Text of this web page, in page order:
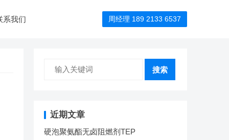
系我们 周经理 189 2133 6537
搜索
近期文章
硬泡聚氨酯无卤阻燃剂TEP